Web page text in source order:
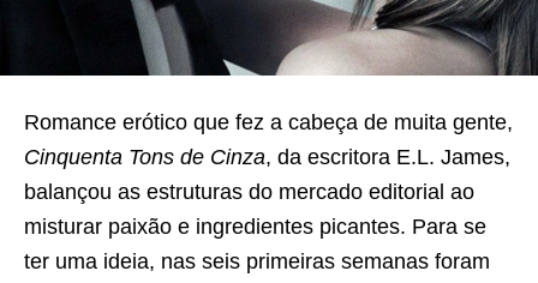
Romance erótico que fez a cabeça de muita gente,
Cinquenta Tons de Cinza, da escritora E.L. James,
balançou as estruturas do mercado editorial ao
misturar paixão e ingredientes picantes. Para se
ter uma ideia, nas seis primeiras semanas foram